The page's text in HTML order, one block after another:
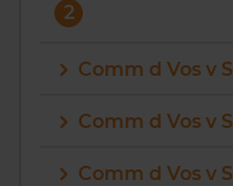
2
Comm d Vos v
Comm d Vos v
Comm d Vos v